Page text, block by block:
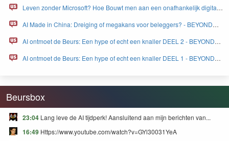
Leven zonder Microsoft? Hoe Bouwt men aan een onafhankelijk digitaal
AI Made in China: Dreiging of megakans voor beleggers? - BEYOND
AI ontmoet de Beurs: Een hype of echt een knaller DEEL 2 - BEYOND
AI ontmoet de Beurs: Een hype of echt een knaller DEEL 1 - BEYOND
Beursbox
23:04 Lang leve de AI tijdperk! Aansluitend aan mijn berichten van...
16:49 Https://www.youtube.com/watch?v=GYl30031YeA